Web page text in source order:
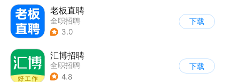
老板直聘
全职招聘
3.0
下载
汇博招聘
全职招聘
4.8
下载